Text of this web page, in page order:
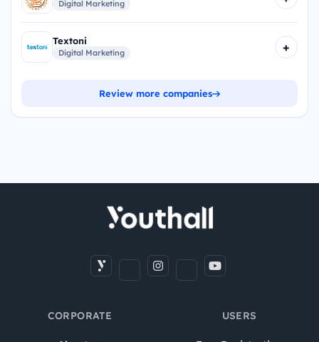
Digital Marketing
Textoni
Digital Marketing +
Review more companies
CORPORATE USERS